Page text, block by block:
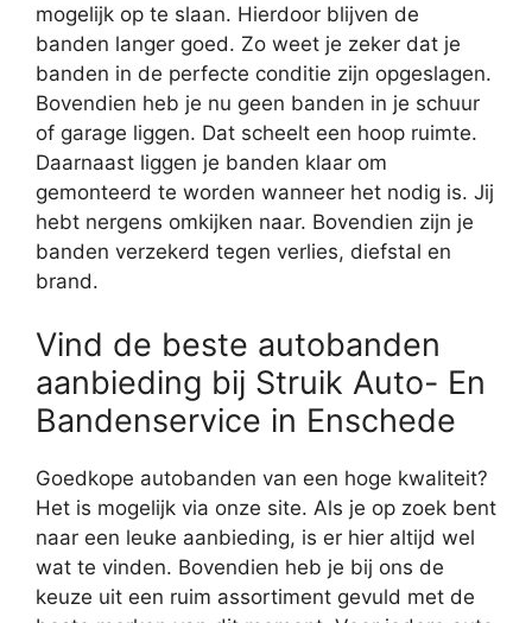
mogelijk op te slaan. Hierdoor blijven de
banden langer goed. Zo weet je zeker dat je
banden in de perfecte conditie zijn opgeslagen.
Bovendien heb je nu geen banden in je schuur
of garage liggen. Dat scheelt een hoop ruimte.
Daarnaast liggen je banden klaar om
gemonteerd te worden wanneer het nodig is. Jij
hebt nergens omkijken naar. Bovendien zijn je
banden verzekerd tegen verlies, diefstal en
brand.
Vind de beste autobanden
aanbieding bij Struik Auto- En
Bandenservice in Enschede
Goedkope autobanden van een hoge kwaliteit?
Het is mogelijk via onze site. Als je op zoek bent
naar een leuke aanbieding, is er hier altijd wel
wat te vinden. Bovendien heb je bij ons de
keuze uit een ruim assortiment gevuld met de